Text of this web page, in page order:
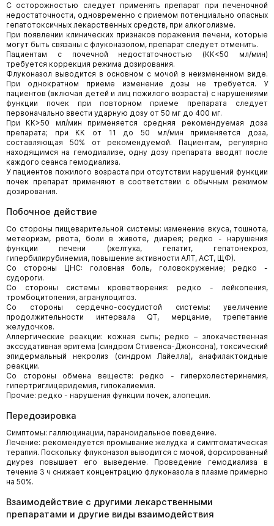
С осторожностью следует применять препарат при печеночной
недостаточности, одновременно с приемом потенциально опасных
гепатотоксичных лекарственных средств, при алкоголизме.
При появлении клинических признаков поражения печени, которые
могут быть связаны с флуконазолом, препарат следует отменить.
Пациентам с почечной недостаточностью (КК<50 мл/мин)
требуется коррекция режима дозирования.
Флуконазол выводится в основном с мочой в неизмененном виде.
При однократном приеме изменение дозы не требуется. У
пациентов (включая детей и лиц пожилого возраста) с нарушениями
функции почек при повторном приеме препарата следует
первоначально ввести ударную дозу от 50 мг до 400 мг.
При КК>50 мл/мин применяется средняя рекомендуемая доза
препарата; при КК от 11 до 50 мл/мин применяется доза,
составляющая 50% от рекомендуемой. Пациентам, регулярно
находящимся на гемодиализе, одну дозу препарата вводят после
каждого сеанса гемодиализа.
У пациентов пожилого возраста при отсутствии нарушений функции
почек препарат применяют в соответствии с обычным режимом
дозирования.
Побочное действие
Со стороны пищеварительной системы: изменение вкуса, тошнота,
метеоризм, рвота, боли в животе, диарея; редко - нарушения
функции печени (желтуха, гепатит, гепатонекроз,
гипербилирубинемия, повышение активности АЛТ, АСТ, ЩФ).
Со стороны ЦНС: головная боль, головокружение; редко -
судороги.
Со стороны системы кроветворения: редко - лейкопения,
тромбоцитопения, агранулоцитоз.
Со стороны сердечно-сосудистой системы: увеличение
продолжительности интервала QT, мерцание, трепетание
желудочков.
Аллергические реакции: кожная сыпь; редко – злокачественная
экссудативная эритема (синдром Стивенса-Джонсона), токсический
эпидермальный некролиз (синдром Лайелла), анафилактоидные
реакции.
Со стороны обмена веществ: редко - гиперхолестеринемия,
гипертриглицеридемия, гипокалиемия.
Прочие: редко - нарушения функции почек, алопеция.
Передозировка
Симптомы: галлюцинации, параноидальное поведение.
Лечение: рекомендуется промывание желудка и симптоматическая
терапия. Поскольку флуконазол выводится с мочой, форсированный
диурез повышает его выведение. Проведение гемодиализа в
течение 3 ч снижает концентрацию флуконазола в плазме примерно
на 50%.
Взаимодействие с другими лекарственными
препаратами и другие виды взаимодействия